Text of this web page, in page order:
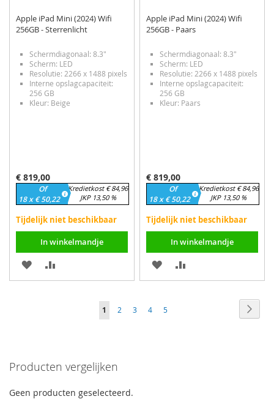
Apple iPad Mini (2024) Wifi
256GB - Sterrenlicht
Schermdiagonaal: 8.3"
Scherm: LED
Resolutie: 2266 x 1488 pixels
Interne opslagcapaciteit:
256 GB
Kleur: Beige
€ 819,00
Of
18 x € 50,22
Kredietkost € 84,96
JKP 13,50 %
Tijdelijk niet beschikbaar
In winkelmandje
VOEG
TOE OM
Apple iPad Mini (2024) Wifi
256GB - Paars
Schermdiagonaal: 8.3"
Scherm: LED
Resolutie: 2266 x 1488 pixels
Interne opslagcapaciteit:
256 GB
Kleur: Paars
€ 819,00
Of
18 x € 50,22
Kredietkost € 84,96
JKP 13,50 %
Tijdelijk niet beschikbaar
In winkelmandje
VOEG
TOE
AAN
OM
Pagina
U
pagina
1 Pagina
2 Pagina
3 Pagina
4 Pagina
5
Producten vergelijken
Geen producten geselecteerd.